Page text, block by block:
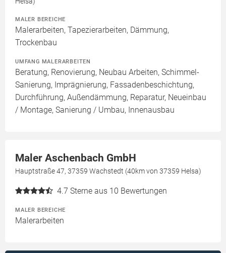
MALER BEREICHE
Malerarbeiten, Tapezierarbeiten, Dämmung,
Trockenbau
UMFANG MALERARBEITEN
Beratung, Renovierung, Neubau Arbeiten, Schimmel-
Sanierung, Imprägnierung, Fassadenbeschichtung,
Durchführung, Außendämmung, Reparatur, Neueinbau
/ Montage, Sanierung / Umbau, Innenausbau
Maler Aschenbach GmbH
Hauptstraße 47, 37359 Wachstedt (40km von 37359 Helsa)
4.7 Sterne aus 10 Bewertungen
MALER BEREICHE
Malerarbeiten